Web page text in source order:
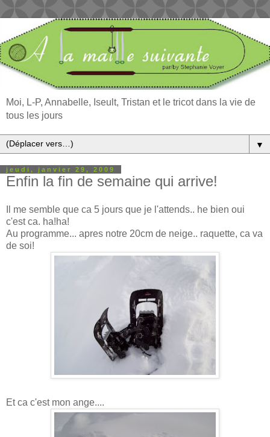
Moi, L-P, Annabelle, Iseult, Tristan et le tricot dans la vie de
tous les jours
▼
jeudi, janvier 29, 2009
Enfin la fin de semaine qui arrive!
Il me semble que ca 5 jours que je l'attends.. he bien oui
c'est ca. ha!ha!
Au programme... apres notre 20cm de neige.. raquette, ca va
de soi!
Et ca c'est mon ange....